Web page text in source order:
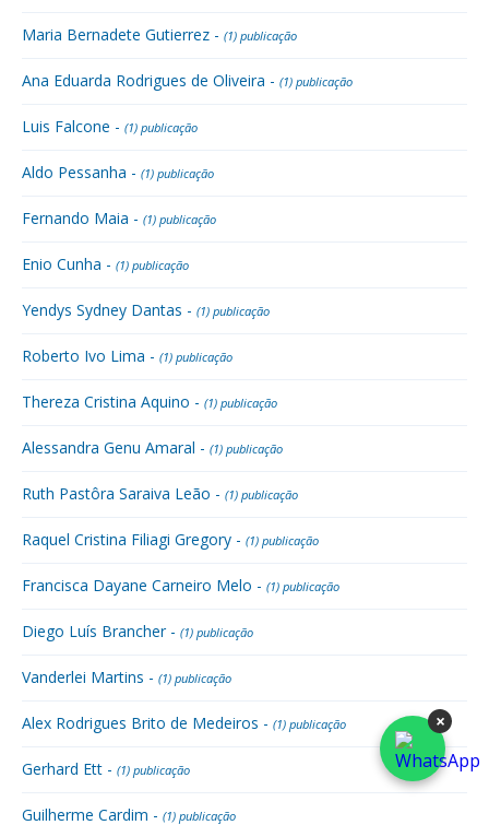
Maria Bernadete Gutierrez - (1) publicação
Ana Eduarda Rodrigues de Oliveira - (1) publicação
Luis Falcone - (1) publicação
Aldo Pessanha - (1) publicação
Fernando Maia - (1) publicação
Enio Cunha - (1) publicação
Yendys Sydney Dantas - (1) publicação
Roberto Ivo Lima - (1) publicação
Thereza Cristina Aquino - (1) publicação
Alessandra Genu Amaral - (1) publicação
Ruth Pastôra Saraiva Leão - (1) publicação
Raquel Cristina Filiagi Gregory - (1) publicação
Francisca Dayane Carneiro Melo - (1) publicação
Diego Luís Brancher - (1) publicação
Vanderlei Martins - (1) publicação
Alex Rodrigues Brito de Medeiros - (1) publicação
Gerhard Ett - (1) publicação
Guilherme Cardim - (1) publicação
×